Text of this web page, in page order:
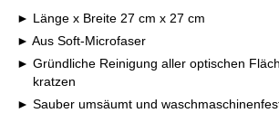
Länge x Breite 27 cm x 27 cm
Aus Soft-Microfaser
Gründliche Reinigung aller optischen
kratzen
Sauber umsäumt und